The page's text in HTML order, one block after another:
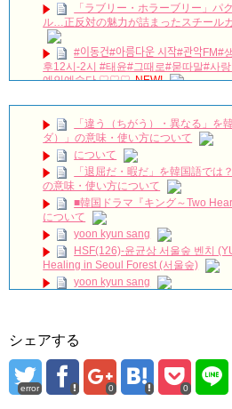
「ラブリー・ホラーブリー」パ
ル…正反対の魅力が詰まったスチール
#이동건#아름다운
후12시-2시 #태윤#그때로#묻따말#사
예인예술단 ♡♡♡ NEW!
#韓国ドラマ100日の郎君様
疲れてるソンフン刺さる…シャ
#enhypen #engene #엔하이픈 #おすす
ンフン #성훈 NEW!
キム・ガンウ「『婿殿オ・ジャ
ーン、くすぐったいと思ったが…」
新ドラマ「ラブリー・ホラーブ
ーサーの“セウォル号”発言を謝罪 Big
CRAZY LOVE ❤️🤭😜
#kdrama #shorts #edit NEW!
김민석, 위기 순간 지성 도움으로 ‘
bobblessyou2 EP.18
ソン・ヘギョ – ソンヘギョ キス
ハン・ヘジン 한혜진 – Still We (
한가인 –
「違う（ちがう）・異なる」を
ダ）」の意味・使い方について
について
「退屈だ・暇だ」を韓国語では
の意味・使い方について
■韓国ドラマ『キング～Two
について
yoon kyun sang
HSF(126)-윤균상 서울숲 벤치
Healing in Seoul Forest (서울숲)
yoon kyun sang
九尾狐外伝 メイキング03 ハン・
チョ・ヒョンジェ 조현재 九
キム・テヒの弟イ・ワン♥イ・
「まず熱く掃除せよ」女優キム
シェアする
error 0 0